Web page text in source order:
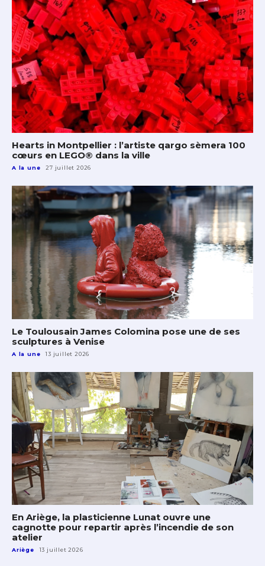
Hearts in Montpellier : l’artiste qargo sèmera 100
cœurs en LEGO® dans la ville
A la une 27 juillet 2026
Le Toulousain James Colomina pose une de ses
sculptures à Venise
A la une 13 juillet 2026
En Ariège, la plasticienne Lunat ouvre une
cagnotte pour repartir après l’incendie de son
atelier
Ariège 13 juillet 2026